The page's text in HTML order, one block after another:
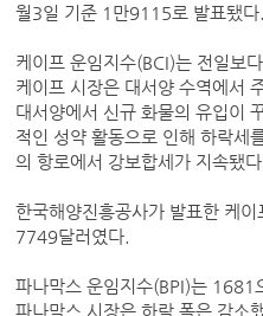
월3일 기준 1만9115로 발표됐다.
케이프 운임지수(BCI)는 전일보
케이프 시장은 대서양 수역에서
대서양에서 신규 화물의 유입이
적인 성약 활동으로 인해 하락세
의 항로에서 강보합세가 지속됐
한국해양진흥공사가 발표한 케
7749달러였다.
파나막스 운임지수(BPI)는 1681
파나막스 시장은 하락 폭은 감소